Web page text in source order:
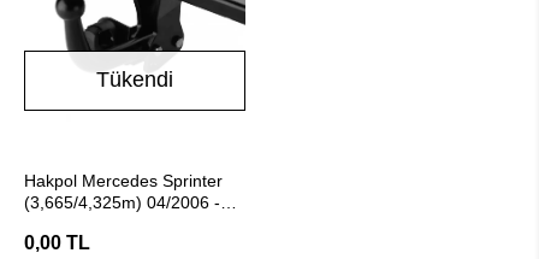
Tükendi
Hakpol Mercedes Sprinter
(3,665/4,325m) 04/2006 -
0,00 TL